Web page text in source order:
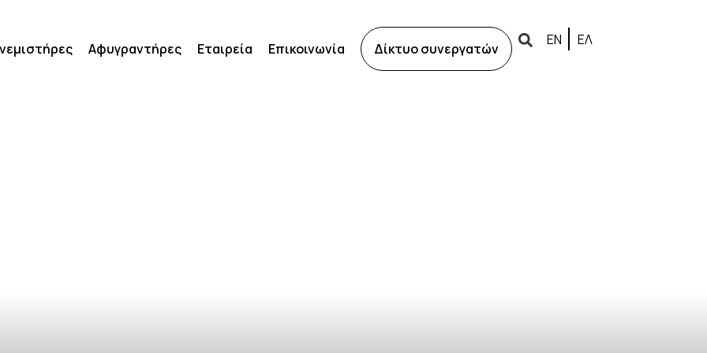
Αφυγραντήρες Εταιρεία Επικοινωνία Δίκτυο συνεργατών
ΕΝ ΕΛ